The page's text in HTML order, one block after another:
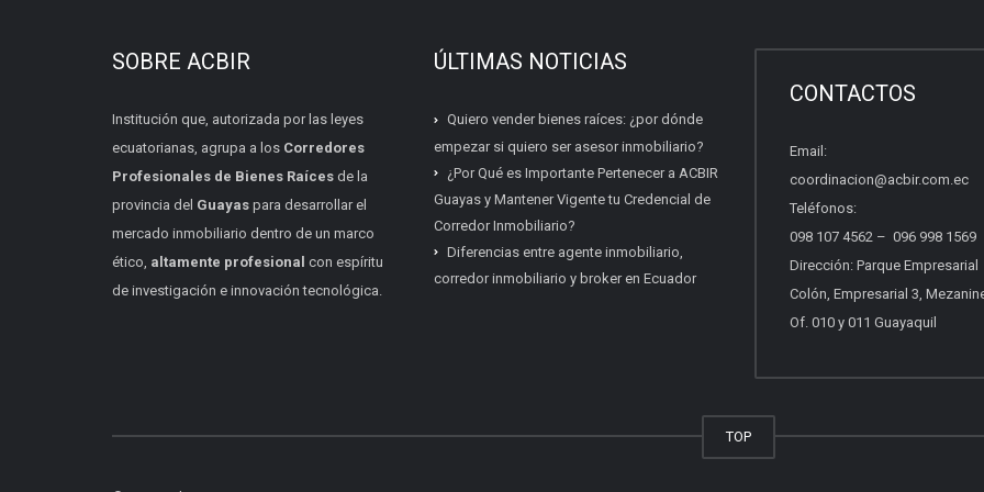
SOBRE ACBIR
Institución que, autorizada por las leyes
ecuatorianas, agrupa a los Corredores
Profesionales de Bienes Raíces de la
provincia del Guayas para desarrollar el
mercado inmobiliario dentro de un marco
ético, altamente profesional con espíritu
de investigación e innovación tecnológica.
ÚLTIMAS NOTICIAS
Quiero vender bienes raíces: ¿por dónde
empezar si quiero ser asesor inmobiliario?
¿Por Qué es Importante Pertenecer a ACBIR
Guayas y Mantener Vigente tu Credencial de
Corredor Inmobiliario?
Diferencias entre agente inmobiliario,
corredor inmobiliario y broker en Ecuador
CONTACTOS
Email:
coordinacion@acbir.com.ec
Teléfonos:
098 107 4562 – 096 998 1569
Dirección: Parque Empresarial
Colón, Empresarial 3,
Of. 010 y 011 Guayaquil
TOP